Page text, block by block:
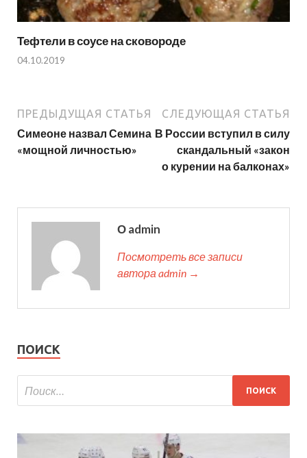
Тефтели в соусе на сковороде
04.10.2019
ПРЕДЫДУЩАЯ СТАТЬЯ
Симеоне назвал Семина
«мощной личностью»
СЛЕДУЮЩАЯ СТАТЬЯ
В России вступил в силу
скандальный «закон
о курении на балконах»
О admin
Посмотреть все записи
автора admin →
ПОИСК